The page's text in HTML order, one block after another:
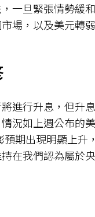
一旦緊張情勢緩
場，以及美元轉
進行升息，但升
況如上週公布的
期出現明顯上升
在我們認為屬於